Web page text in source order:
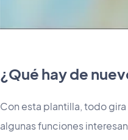
¿Qué hay de
Con esta plantilla, todo
algunas funciones